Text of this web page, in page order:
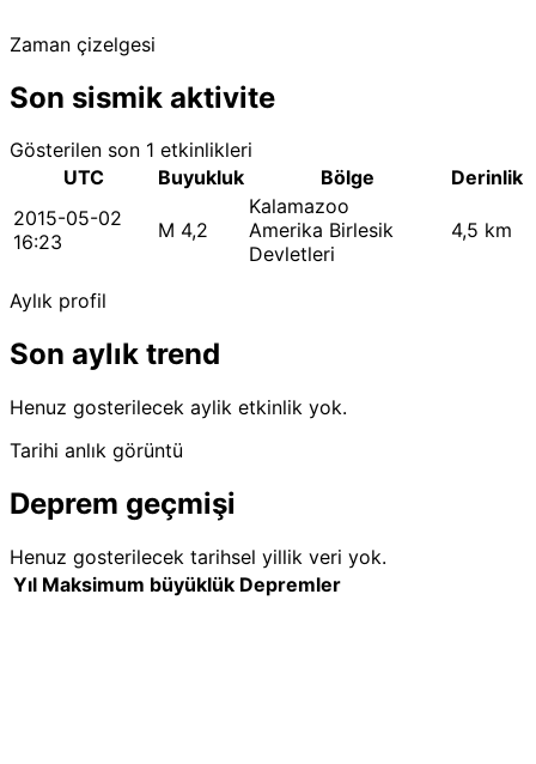
Zaman çizelgesi
Son sismik aktivite
Gösterilen son 1 etkinlikleri
UTC
Buyukluk Bölge
Derinlik
2015-05-02
16:23
M 4,2
Kalamazoo
Amerika Birlesik
Devletleri
4,5 km
Aylık profil
Son aylık trend
Henuz gosterilecek aylik etkinlik yok.
Tarihi anlık görüntü
Deprem geçmişi
Henuz gosterilecek tarihsel yillik veri yok.
Yıl Maksimum büyüklük Depremler